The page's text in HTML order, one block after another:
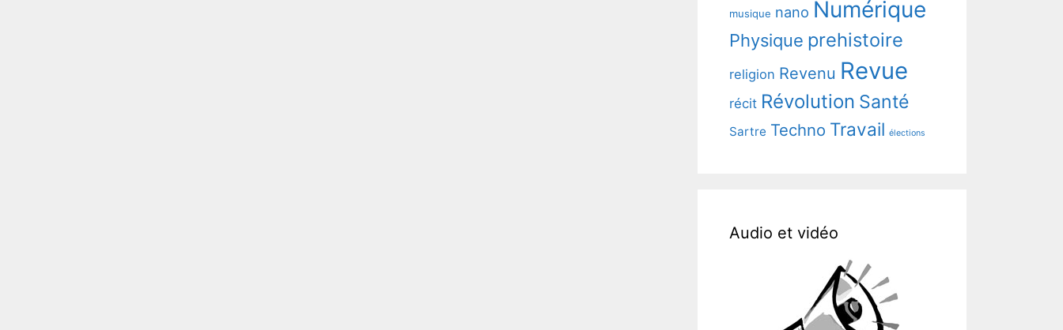
musique nano Numérique
Physique prehistoire
religion Revenu Revue
récit Révolution Santé
Sartre Techno Travail élections
Audio et vidéo